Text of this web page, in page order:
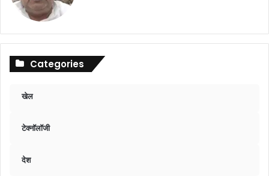
Categories
खेल
टेक्नॉलॉजी
देश